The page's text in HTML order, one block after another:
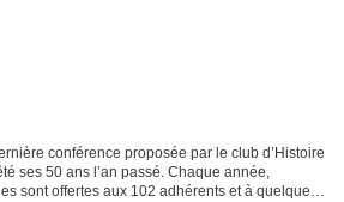
conférence proposée par le club d’Histoire
ses 50 ans l’an passé. Chaque année,
sont offertes aux 102 adhérents et à quelques